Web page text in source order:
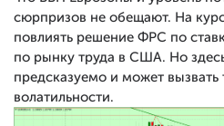
сюрпризов не обещают. На
повлиять решение ФРС по
по рынку труда в США. Но
предсказуемо и может вызвать
волатильности.